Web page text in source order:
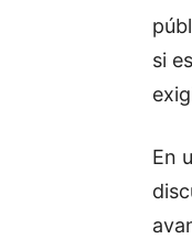
si
En